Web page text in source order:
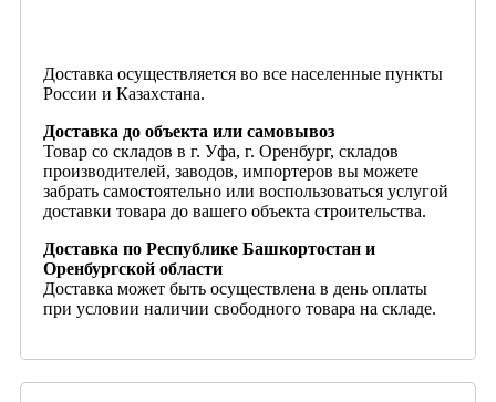
Доставка осуществляется во все населенные пункты
России и Казахстана.
Доставка до объекта или самовывоз
Товар со складов в г. Уфа, г. Оренбург, складов
производителей, заводов, импортеров вы можете
забрать самостоятельно или воспользоваться услугой
доставки товара до вашего объекта строительства.
Доставка по Республике Башкортостан и
Оренбургской области
Доставка может быть осуществлена в день оплаты
при условии наличии свободного товара на складе.